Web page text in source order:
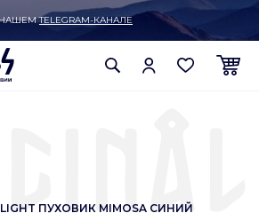
НАШЕМTELEGRAM-КАНАЛЕ
LIGHT ПУХОВИК MIMOSA СИНИЙ